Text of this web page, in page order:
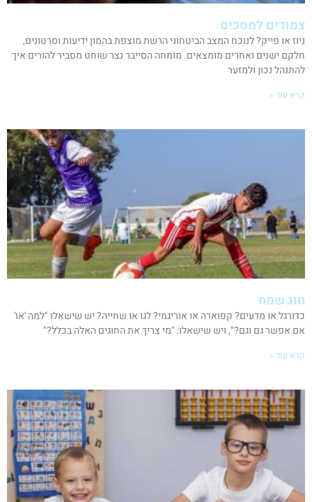
צמודים למסכים
ניוז או פייק? לנוכח המצב הביטחוני הרשת מוצפת בהמון ידיעות וסרטונים,
חלקם ישנים ואחרים מומצאים. מומחה הסייבר נצר שוחט מסביר להורים איך
להתנהל נכון ולמזער
קרא עוד »
חוג שמח
כדורגל או מדעים? קפוארה או אוריגמי? לגו או שחייה? יש שישאלו "למה 'או'
אם אפשר גם וגם?", ויש שישאלו: "מי צריך את החוגים האלה בכלל?"
קרא עוד »